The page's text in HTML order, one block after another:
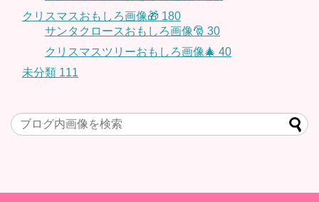
クリスマスおもしろ画像🎁 180
サンタクロースおもしろ画像🎅 30
クリスマスツリーおもしろ画像🎄 40
未分類 111